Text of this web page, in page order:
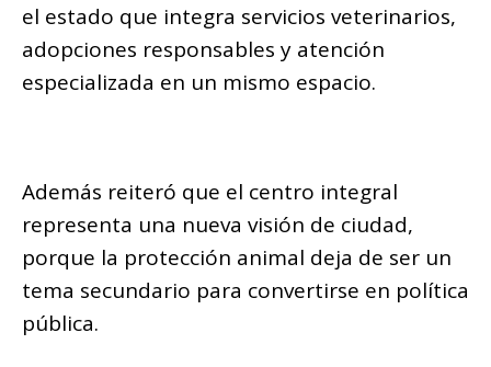
el estado que integra servicios veterinarios,
adopciones responsables y atención
especializada en un mismo espacio.
Además reiteró que el centro integral
representa una nueva visión de ciudad,
porque la protección animal deja de ser un
tema secundario para convertirse en política
pública.